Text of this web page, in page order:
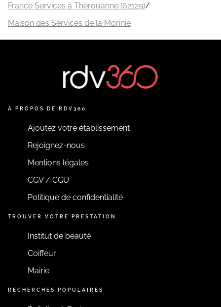
France Services à Thérouanne (62129)/
Maison des Services de la Morinie
A PROPOS DE RDV360
Ajoutez votre établissement
Rejoignez-nous
Mentions légales
CGV / CGU
Politique de confidentialité
TROUVER VOTRE PRESTATION
Institut de beauté
Coiffeur
Mairie
RECHERCHES POPULAIRES